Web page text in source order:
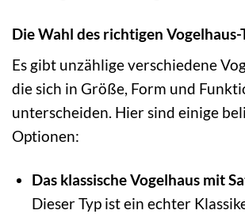
Die Wahl des richtigen Vogelhaus-
Es gibt unzählige verschiedene
die sich in Größe, Form und
unterscheiden. Hier sind einige
Optionen:
Das klassische Vogelhaus mit
Dieser Typ ist ein echter